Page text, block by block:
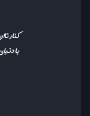
کنار
با